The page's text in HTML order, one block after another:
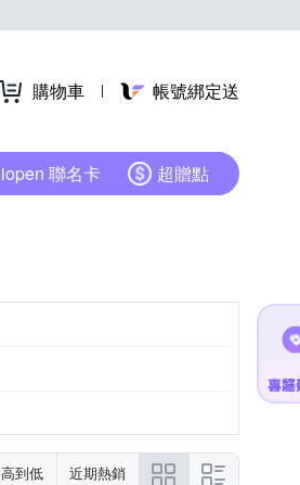
購物車 帳號綁定送
聯名卡 超贈點
到低 近期熱銷